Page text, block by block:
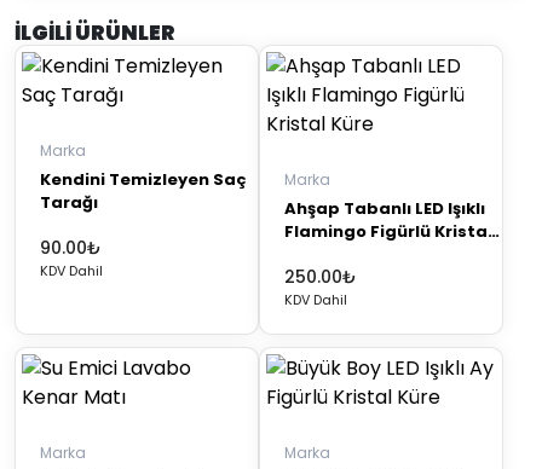
İLGILI ÜRÜNLER
Marka
Kendini Temizleyen Saç
Tarağı
90.00₺
KDV Dahil
Marka
Ahşap Tabanlı LED Işıklı
Flamingo Figürlü Kristal
250.00₺
KDV Dahil
Marka Marka